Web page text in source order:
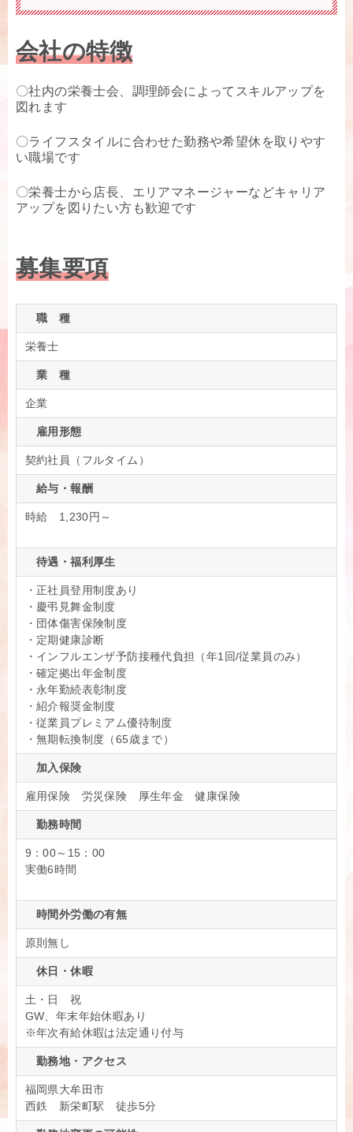
会社の特徴
〇社内の栄養士会、調理師会によってスキルアップを
図れます
〇ライフスタイルに合わせた勤務や希望休を取りやす
い職場です
〇栄養士から店長、エリアマネージャーなどキャリア
アップを図りたい方も歓迎です
募集要項
職 種
栄養士
業 種
企業
雇用形態
契約社員（フルタイム）
給与・報酬
時給 1,230円～
待遇・福利厚生
・正社員登用制度あり
・慶弔見舞金制度
・団体傷害保険制度
・定期健康診断
・インフルエンザ予防接種代負担（年1回/従業員のみ）
・確定拠出年金制度
・永年勤続表彰制度
・紹介報奨金制度
・従業員プレミアム優待制度
・無期転換制度（65歳まで）
加入保険
雇用保険 労災保険 厚生年金 健康保険
勤務時間
9：00～15：00
実働6時間
時間外労働の有無
原則無し
休日・休暇
土・日 祝
GW、年末年始休暇あり
※年次有給休暇は法定通り付与
勤務地・アクセス
福岡県大牟田市
西鉄 新栄町駅 徒歩5分